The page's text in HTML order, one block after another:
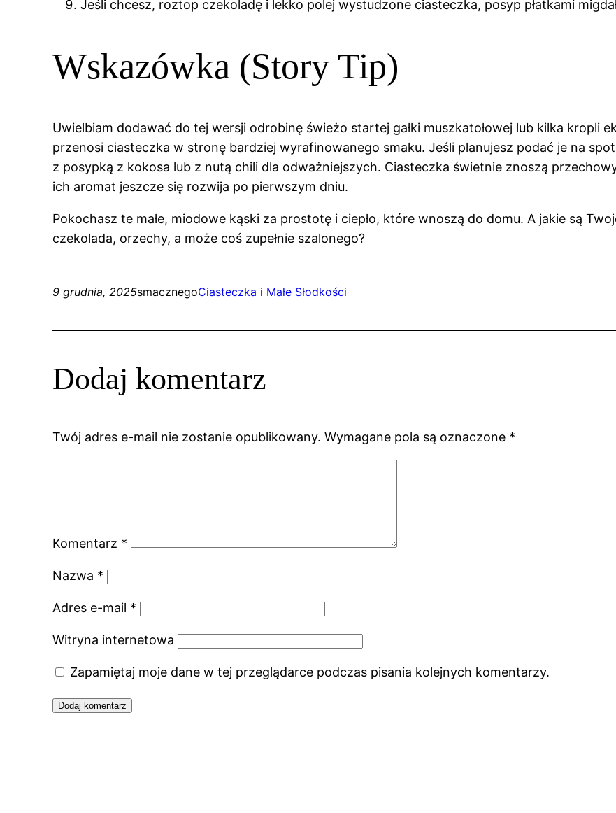
Jeśli chcesz, roztop czekoladę i lekko polej wystudzone ciasteczka, posyp płatkami
Wskazówka (Story Tip)
Uwielbiam dodawać do tej wersji odrobinę świeżo startej gałki muszkatołowej lub kilka kropli
przenosi ciasteczka w stronę bardziej wyrafinowanego smaku. Jeśli planujesz podać je na
z posypką z kokosa lub z nutą chili dla odważniejszych. Ciasteczka świetnie znoszą
ich aromat jeszcze się rozwija po pierwszym dniu.
Pokochasz te małe, miodowe kąski za prostotę i ciepło, które wnoszą do domu. A jakie są
czekolada, orzechy, a może coś zupełnie szalonego?
9 grudnia, 2025smacznegoCiasteczka i Małe Słodkości
Dodaj komentarz
Twój adres e-mail nie zostanie opublikowany. Wymagane pola są oznaczone *
Komentarz *
Nazwa *
Adres e-mail *
Witryna internetowa
Zapamiętaj moje dane w tej przeglądarce podczas pisania kolejnych komentarzy.